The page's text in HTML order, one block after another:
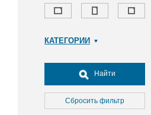
КАТЕГОРИИ
Досуг, туризм и отдых
Культура
Медицина
Найти
Сбросить фильтр